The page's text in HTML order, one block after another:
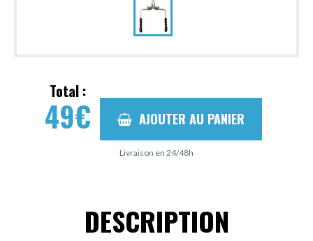
Total :
49€ AJOUTER AU PANIER
Livraison en 24/48h
DESCRIPTION